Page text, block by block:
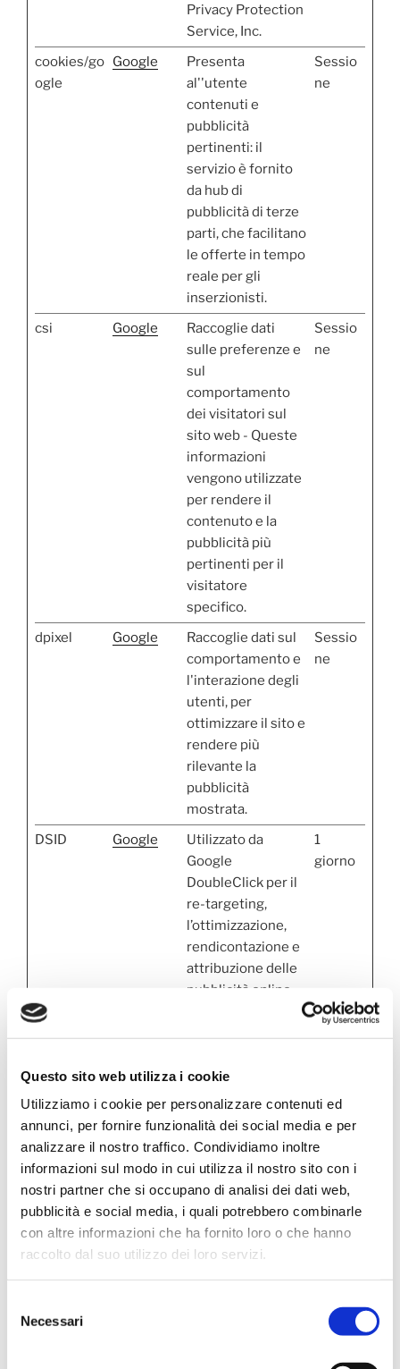
Questo sito web utilizza i cookie
Utilizziamo i cookie per personalizzare contenuti ed
annunci, per fornire funzionalità dei social media e per
analizzare il nostro traffico. Condividiamo inoltre
informazioni sul modo in cui utilizza il nostro sito con i
nostri partner che si occupano di analisi dei dati web,
pubblicità e social media, i quali potrebbero combinarle
con altre informazioni che ha fornito loro o che hanno
raccolto dal suo utilizzo dei loro servizi.
delNecessari
Privacy Protection
Service, Inc.
cookies/go
ogle
Google
Presenta
al''utente
contenuti e
pubblicità
pertinenti: il
servizio è fornito
da hub di
pubblicità di terze
parti, che facilitano
le offerte in tempo
reale per gli
inserzionisti.
Sessio
ne
csi Google
Raccoglie dati
sulle preferenze e
sul
comportamento
dei visitatori sul
sito web - Queste
informazioni
vengono utilizzate
per rendere il
contenuto e la
pubblicità più
pertinenti per il
visitatore
specifico.
Sessio
ne
dpixel Google
Raccoglie dati sul
comportamento e
l'interazione degli
utenti, per
ottimizzare il sito e
rendere più
rilevante la
pubblicità
mostrata.
Sessio
ne
DSID Google
Utilizzato da
Google
DoubleClick per il
re-targeting,
l’ottimizzazione,
rendicontazione e
attribuzione delle
pubblicità online.
1
giorno
everest_g
_v2
pubblicità mirate e
l'efficacia di
ciascuna
pubblicità.
1 anno
tings
l'efficacia
Persist
ente